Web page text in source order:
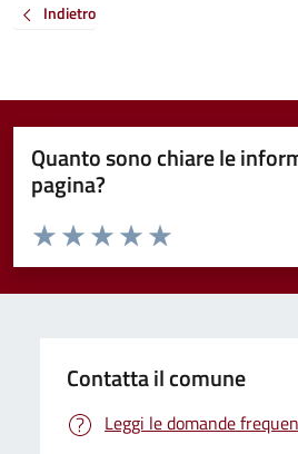
Indietro
Quanto sono chiare le
pagina?
Valuta da 1 a 5 stelle la pagina
Valuta 5 stelle su 5
Valuta 4 stelle su 5
Valuta 3 stelle su 5
Valuta 2 stelle su 5
Valuta 1 stelle su 5
Contatta il comune
Leggi le domande